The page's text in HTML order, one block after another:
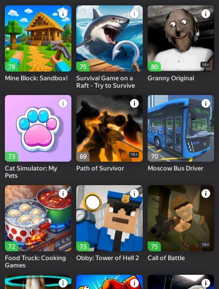
78
Mine Block: Sandbox!
75
Survival Game on a
Raft - Try to Survive
80 16+
Granny Original
73
Cat Simulator: My
Pets
69 16+
Path of Survivor
70
Moscow Bus Driver
72
Food Truck: Cooking
Games
73
Obby: Tower of Hell 2
75 16+
Call of Battle